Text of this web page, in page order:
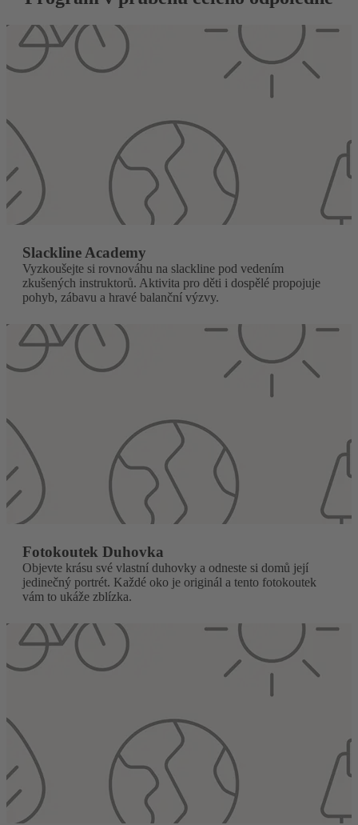
Slackline Academy
Vyzkoušejte si rovnováhu na slackline pod vedením
zkušených instruktorů. Aktivita pro děti i dospělé propojuje
pohyb, zábavu a hravé balanční výzvy.
Fotokoutek Duhovka
Objevte krásu své vlastní duhovky a odneste si domů její
jedinečný portrét. Každé oko je originál a tento fotokoutek
vám to ukáže zblízka.